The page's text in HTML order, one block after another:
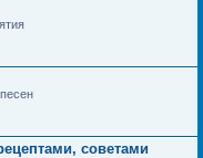
советами